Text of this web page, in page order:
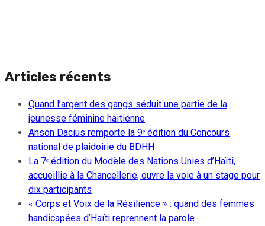
Articles récents
Quand l’argent des gangs séduit une partie de la
jeunesse féminine haïtienne
Anson Dacius remporte la 9ᵉ édition du Concours
national de plaidoirie du BDHH
La 7ᵉ édition du Modèle des Nations Unies d’Haïti,
accueillie à la Chancellerie, ouvre la voie à un stage pour
dix participants
« Corps et Voix de la Résilience » : quand des femmes
handicapées d’Haïti reprennent la parole